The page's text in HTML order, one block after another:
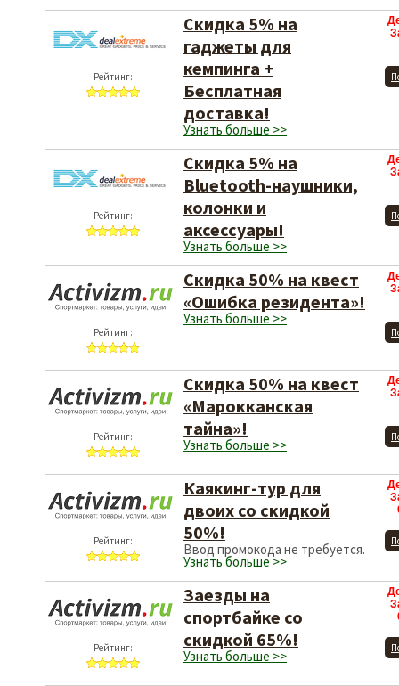
Рейтинг:
Скидка 5% на
гаджеты для
кемпинга +
Бесплатная
доставка!
Узнать больше >>
Рейтинг:
Скидка 5% на
Bluetooth-наушники,
колонки и
аксессуары!
Узнать больше >>
Рейтинг:
Скидка 50% на квест
«Ошибка резидента»!
Узнать больше >>
Рейтинг:
Скидка 50% на квест
«Марокканская
тайна»!
Узнать больше >>
Рейтинг:
Каякинг-тур для
двоих со скидкой
50%!
Ввод промокода не требуется.
Узнать больше >>
Рейтинг:
Заезды на
спортбайке со
скидкой 65%!
Узнать больше >>